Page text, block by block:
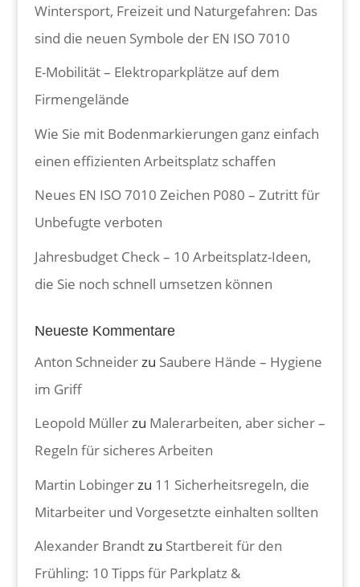
Wintersport, Freizeit und Naturgefahren: Das
sind die neuen Symbole der EN ISO 7010
E-Mobilität – Elektroparkplätze auf dem
Firmengelände
Wie Sie mit Bodenmarkierungen ganz einfach
einen effizienten Arbeitsplatz schaffen
Neues EN ISO 7010 Zeichen P080 – Zutritt für
Unbefugte verboten
Jahresbudget Check – 10 Arbeitsplatz-Ideen,
die Sie noch schnell umsetzen können
Neueste Kommentare
Anton Schneiderzu Saubere Hände – Hygiene
im Griff
Leopold Müllerzu Malerarbeiten, aber sicher –
Regeln für sicheres Arbeiten
Martin Lobingerzu 11 Sicherheitsregeln, die
Mitarbeiter und Vorgesetzte einhalten sollten
Alexander Brandtzu Startbereit für den
Frühling: 10 Tipps für Parkplatz &